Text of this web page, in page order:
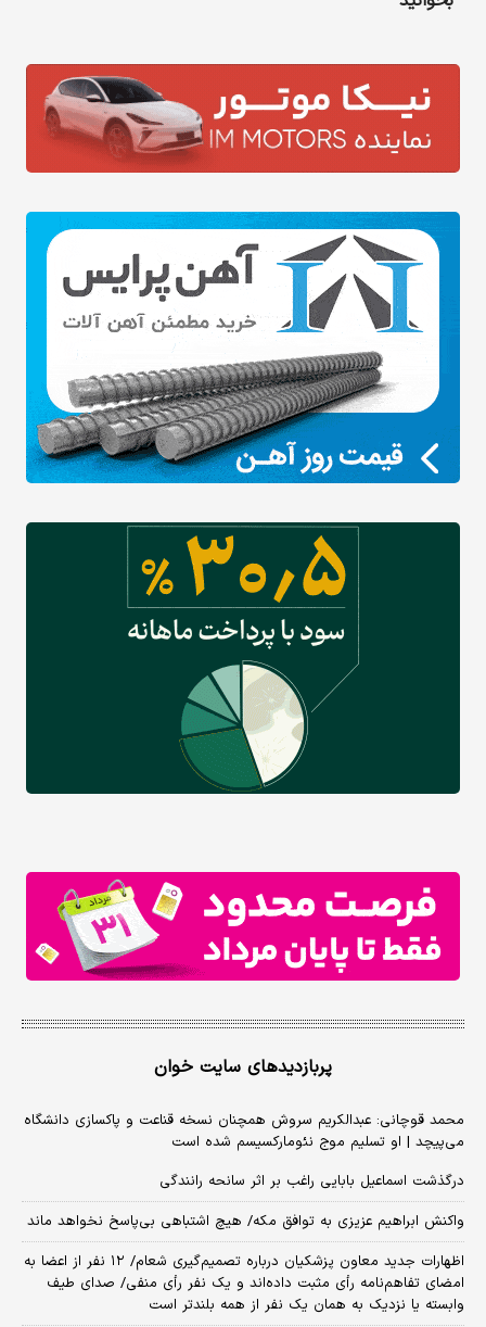
پربازدیدهای سایت خوان
محمد قوچانی: عبدالکریم سروش همچنان نسخه قناعت و پاکسازی دانشگاه
می‌پیچد | او تسلیم موج نئومارکسیسم شده است
درگذشت اسماعیل بابایی راغب بر اثر سانحه رانندگی
واکنش ابراهیم عزیزی به توافق مکه/ هیچ اشتباهی بی‌پاسخ نخواهد ماند
اظهارات جدید معاون پزشکیان درباره تصمیم‌گیری شعام/ ۱۲ نفر از اعضا به
امضای تفاهم‌نامه رأی مثبت داده‌اند و یک نفر رأی منفی/ صدای طیف
وابسته یا نزدیک به همان یک نفر از همه بلندتر است